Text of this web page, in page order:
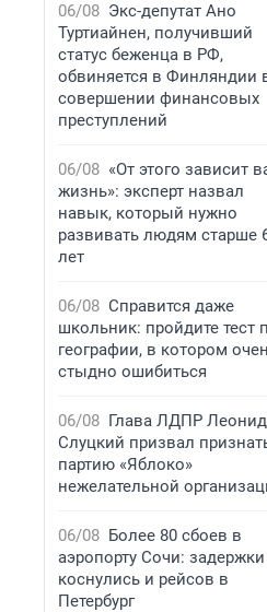
06/08 Экс-депутат Ано
Туртиайнен, получивший
статус беженца в РФ,
обвиняется в Финляндии
совершении финансовых
преступлений
06/08 «От этого зависит
жизнь»: эксперт назвал
навык, который нужно
развивать людям старше
лет
06/08 Справится даже
школьник: пройдите тест
географии, в котором
стыдно ошибиться
06/08 Глава ЛДПР Леонид
Слуцкий призвал
партию «Яблоко»
нежелательной
06/08 Более 80 сбоев в
аэропорту Сочи: задержки
коснулись и рейсов в
Петербург